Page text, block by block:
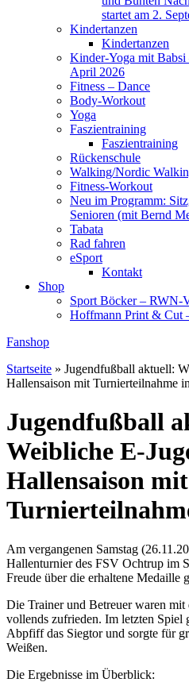
startet am 2.
Kindertanzen
Kindertanzen
Kinder-Yoga mit Babsi
April 2026
Fitness – Dance
Body-Workout
Yoga
Faszientraining
Faszientraining
Rückenschule
Walking/Nordic
Fitness-Workout
Neu im Programm:
Senioren (mit Bernd
Tabata
Rad fahren
eSport
Kontakt
Shop
Sport Böcker – RWN-
Hoffmann Print & Cut
Fanshop
Startseite » Jugendfußball aktuell:
Hallensaison mit Turnierteilnahme
Jugendfußball
Weibliche E-
Hallensaison mit
Am vergangenen Samstag
Hallenturnier des FSV Ochtrup im
Freude über die erhaltene Medaille
Die Trainer und Betreuer waren
vollends zufrieden. Im letzten Spiel
Abpfiff das Siegtor und sorgte für
Weißen.
Die Ergebnisse im Überblick: